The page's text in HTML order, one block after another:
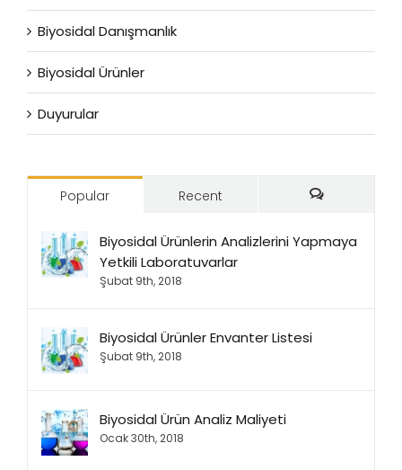
Biyosidal Danışmanlık
Biyosidal Ürünler
Duyurular
Popular
Recent
Biyosidal Ürünlerin Analizlerini Yapmaya
Yetkili Laboratuvarlar
Şubat 9th, 2018
Biyosidal Ürünler Envanter Listesi
Şubat 9th, 2018
Biyosidal Ürün Analiz Maliyeti
Ocak 30th, 2018